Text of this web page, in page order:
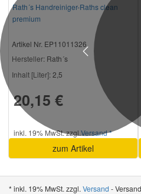
Rath´s Handreiniger-Raths clean
premium
Artikel Nr. EP11011326
Hersteller: Rath´s
Inhalt [Liter]: 2,5
20,15 €
inkl. 19% MwSt. zzgl. Versand *
zum Artikel
Previous
* inkl. 19% MwSt. zzgl. Versand -